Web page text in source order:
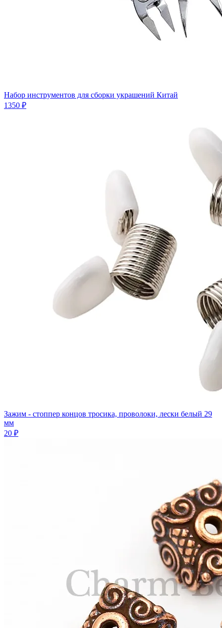
Набор инструментов для сборки украшений Китай
1350 ₽
Зажим - стоппер концов тросика, проволоки, лески белый 29
мм
20 ₽